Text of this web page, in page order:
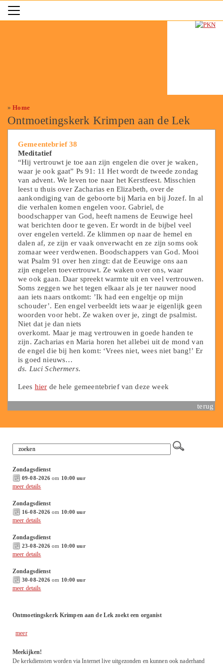
»Home
Ontmoetingskerk Krimpen aan de Lek
Gemeentebrief 38
Meditatief
“Hij vertrouwt je toe aan zijn engelen die over je waken,
waar je ook gaat” Ps 91: 11 Het wordt de tweede zondag
van advent. We leven toe naar het Kerstfeest. Misschien
leest u thuis over Zacharias en Elizabeth, over de
aankondiging van de geboorte bij Maria en bij Jozef. In al
die verhalen komen engelen voor. Gabriel, de
boodschapper van God, heeft namens de Eeuwige heel
wat berichten door te geven. Er wordt in de bijbel veel
over engelen verteld. Ze klimmen op naar de hemel en
dalen af, ze zijn er vaak onverwacht en ze zijn soms ook
zomaar weer verdwenen. Boodschappers van God. Mooi
wat Psalm 91 over hen zingt: dat de Eeuwige ons aan
zijn engelen toevertrouwt. Ze waken over ons, waar
we ook gaan. Daar spreekt warmte uit en veel vertrouwen.
Soms zeggen we het tegen elkaar als je ter nauwer nood
aan iets naars ontkomt: ’Ik had een engeltje op mijn
schouder’. Een engel verbeeldt iets waar je eigenlijk geen
woorden voor hebt. Ze waken over je, zingt de psalmist.
Niet dat je dan niets
overkomt. Maar je mag vertrouwen in goede handen te
zijn. Zacharias en Maria horen het allebei uit de mond van
de engel die bij hen komt: ‘Vrees niet, wees niet bang!’ Er
is goed nieuws…
ds. Luci Schermers.
Lees hier de hele gemeentebrief van deze week
terug
Zondagsdienst
09-08-2026 om 10:00 uur
meer details
Zondagsdienst
16-08-2026 om 10:00 uur
meer details
Zondagsdienst
23-08-2026 om 10:00 uur
meer details
Zondagsdienst
30-08-2026 om 10:00 uur
meer details
Ontmoetingskerk Krimpen aan de Lek zoekt een organist
meer
Meekijken!
De kerkdiensten worden via Internet live uitgezonden en kunnen ook naderhand